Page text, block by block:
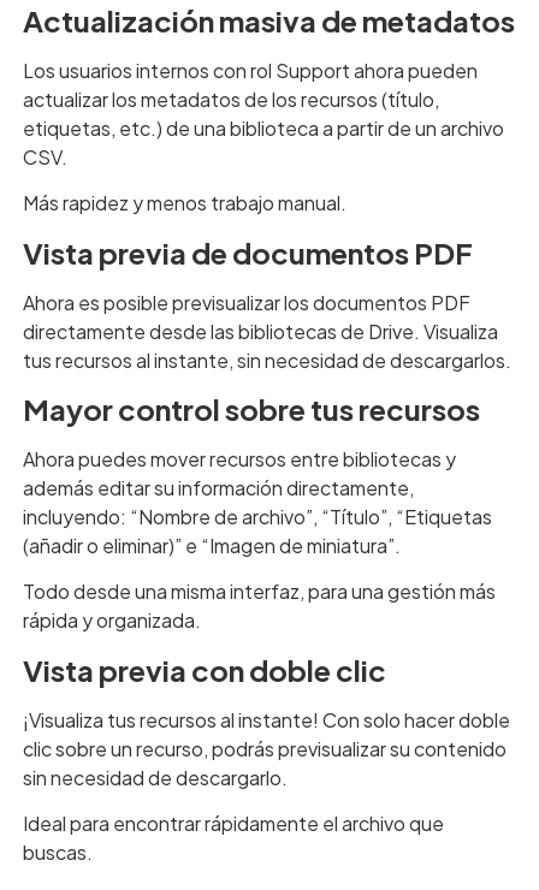
Actualización masiva de metadatos
Los usuarios internos con rol Support ahora pueden
actualizar los metadatos de los recursos (título,
etiquetas, etc.) de una biblioteca a partir de un archivo
CSV.
Más rapidez y menos trabajo manual.
Vista previa de documentos PDF
Ahora es posible previsualizar los documentos PDF
directamente desde las bibliotecas de Drive. Visualiza
tus recursos al instante, sin necesidad de descargarlos.
Mayor control sobre tus recursos
Ahora puedes mover recursos entre bibliotecas y
además editar su información directamente,
incluyendo: “Nombre de archivo”, “Título”, “Etiquetas
(añadir o eliminar)” e “Imagen de miniatura”.
Todo desde una misma interfaz, para una gestión más
rápida y organizada.
Vista previa con doble clic
¡Visualiza tus recursos al instante! Con solo hacer doble
clic sobre un recurso, podrás previsualizar su contenido
sin necesidad de descargarlo.
Ideal para encontrar rápidamente el archivo que
buscas.